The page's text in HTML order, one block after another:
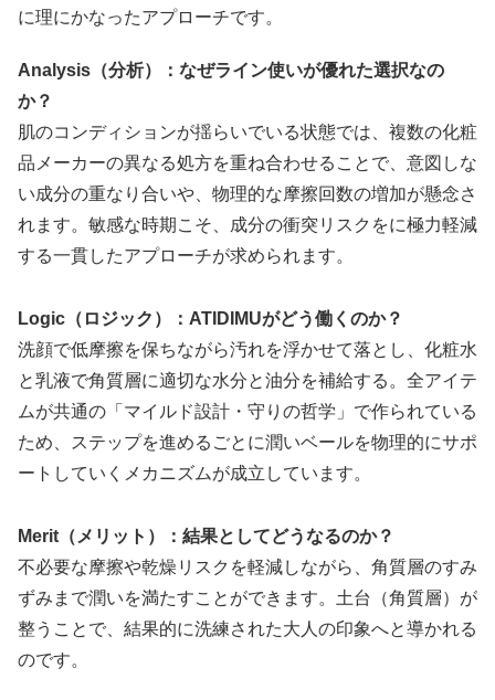
に理にかなったアプローチです。
Analysis（分析）：なぜライン使いが優れた選択なの
か？
肌のコンディションが揺らいでいる状態では、複数の化粧
品メーカーの異なる処方を重ね合わせることで、意図しな
い成分の重なり合いや、物理的な摩擦回数の増加が懸念さ
れます。敏感な時期こそ、成分の衝突リスクをに極力軽減
する一貫したアプローチが求められます。
Logic（ロジック）：ATIDIMUがどう働くのか？
洗顔で低摩擦を保ちながら汚れを浮かせて落とし、化粧水
と乳液で角質層に適切な水分と油分を補給する。全アイテ
ムが共通の「マイルド設計・守りの哲学」で作られている
ため、ステップを進めるごとに潤いベールを物理的にサポ
ートしていくメカニズムが成立しています。
Merit（メリット）：結果としてどうなるのか？
不必要な摩擦や乾燥リスクを軽減しながら、角質層のすみ
ずみまで潤いを満たすことができます。土台（角質層）が
整うことで、結果的に洗練された大人の印象へと導かれる
のです。